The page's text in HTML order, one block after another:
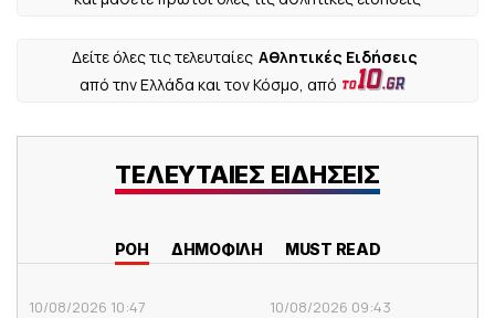
Δείτε όλες τις τελευταίες Αθλητικές Ειδήσεις
από την Ελλάδα και τον Κόσμο, από
ΤΕΛΕΥΤΑΙΕΣ ΕΙΔΗΣΕΙΣ
ΡΟΗ ΔΗΜΟΦΙΛΗ MUST READ
10/08/2026 10:47 10/08/2026 09:43